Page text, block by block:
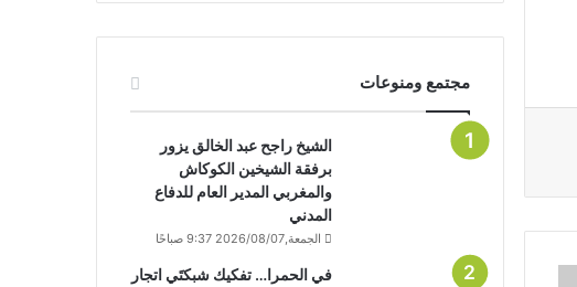
مجتمع ومنوعات
الشيخ راجح عبد الخالق يزور
برفقة الشيخين الكوكاش
والمغربي المدير العام للدفاع
المدني
الجمعة,2026/08/07 9:37 صباحًا
في الحمرا… تفكيك شبكتَي اتجار